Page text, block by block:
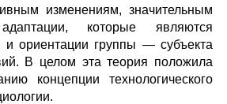
изменениям, значительным
которые являются
и ориентации группы — субъекта
В целом эта теория положила
концепции технологического